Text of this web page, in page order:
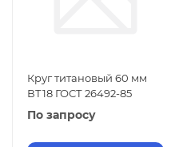
Круг титановый 60 мм
ВТ18 ГОСТ 26492-85
По запросу